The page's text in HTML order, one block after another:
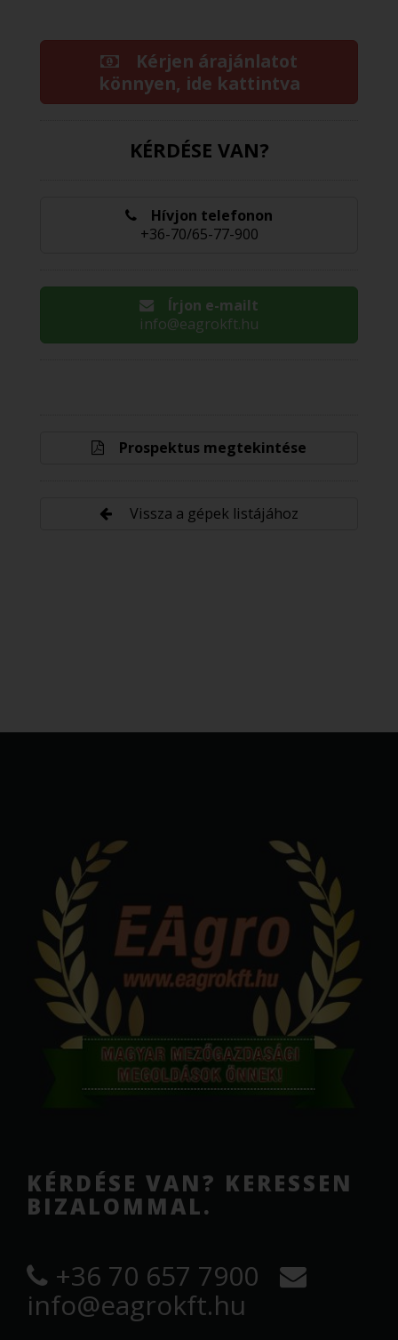
Kérjen árajánlatot
könnyen, ide kattintva
KÉRDÉSE VAN?
Hívjon telefonon
+36-70/65-77-900
Írjon e-mailt
info@eagrokft.hu
Prospektus megtekintése
Vissza a gépek listájához
KÉRDÉSE VAN? KERESSEN
BIZALOMMAL.
+36 70 657 7900
info@eagrokft.hu